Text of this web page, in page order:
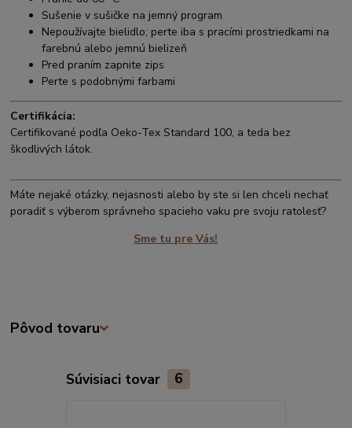
Sušenie v sušičke na jemný program
Nepoužívajte bielidlo; perte iba s pracími prostriedkami na
farebnú alebo jemnú bielizeň
Pred praním zapnite zips
Perte s podobnými farbami
Certifikácia:
Certifikované podľa Oeko-Tex Standard 100, a teda bez
škodlivých látok.
Máte nejaké otázky, nejasnosti alebo by ste si len chceli nechať
poradiť s výberom správneho spacieho vaku pre svoju ratolesť?
Sme tu pre Vás!
Pôvod tovaru
Súvisiaci tovar 6